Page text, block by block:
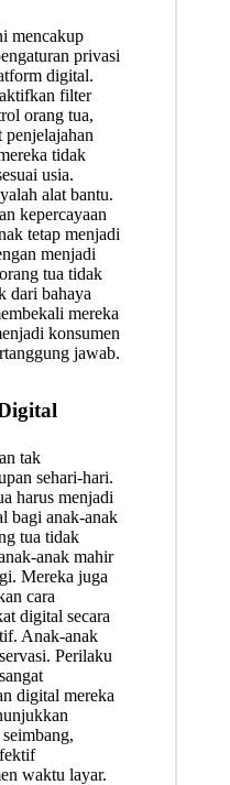
mencakup
privasi
digital.
filter
orang tua,
penjelajahan
tidak
usia.
alat bantu.
kepercayaan
tetap menjadi
menjadi
tua tidak
dari bahaya
mereka
konsumen
jawab.
tak
sehari-hari.
harus menjadi
bagi anak-anak
tua tidak
anak mahir
Mereka juga
cara
digital secara
Anak-anak
Perilaku
digital mereka
waktu layar.